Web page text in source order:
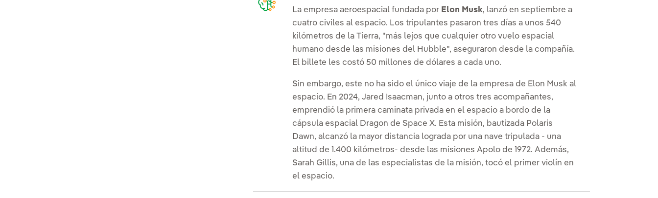
La empresa aeroespacial fundada por Elon Musk, lanzó en septiembre a
cuatro civiles al espacio. Los tripulantes pasaron tres días a unos 540
kilómetros de la Tierra, "más lejos que cualquier otro vuelo espacial
humano desde las misiones del Hubble", aseguraron desde la compañía.
El billete les costó 50 millones de dólares a cada uno.
Sin embargo, este no ha sido el único viaje de la empresa de Elon Musk al
espacio. En 2024, Jared Isaacman, junto a otros tres acompañantes,
emprendió la primera caminata privada en el espacio a bordo de la
cápsula espacial Dragon de Space X. Esta misión, bautizada Polaris
Dawn, alcanzó la mayor distancia lograda por una nave tripulada - una
altitud de 1.400 kilómetros- desde las misiones Apolo de 1972. Además,
Sarah Gillis, una de las especialistas de la misión, tocó el primer violín en
el espacio.